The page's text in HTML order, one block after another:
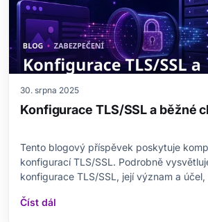
30. srpna 2025
Konfigurace TLS/SSL a běžné
Tento blogový příspěvek poskytuje
konfigurací TLS/SSL. Podrobně
konfigurace TLS/SSL, její význam a
konfiguraci TLS/SSL a vysvětluje, jak se
Číst dál